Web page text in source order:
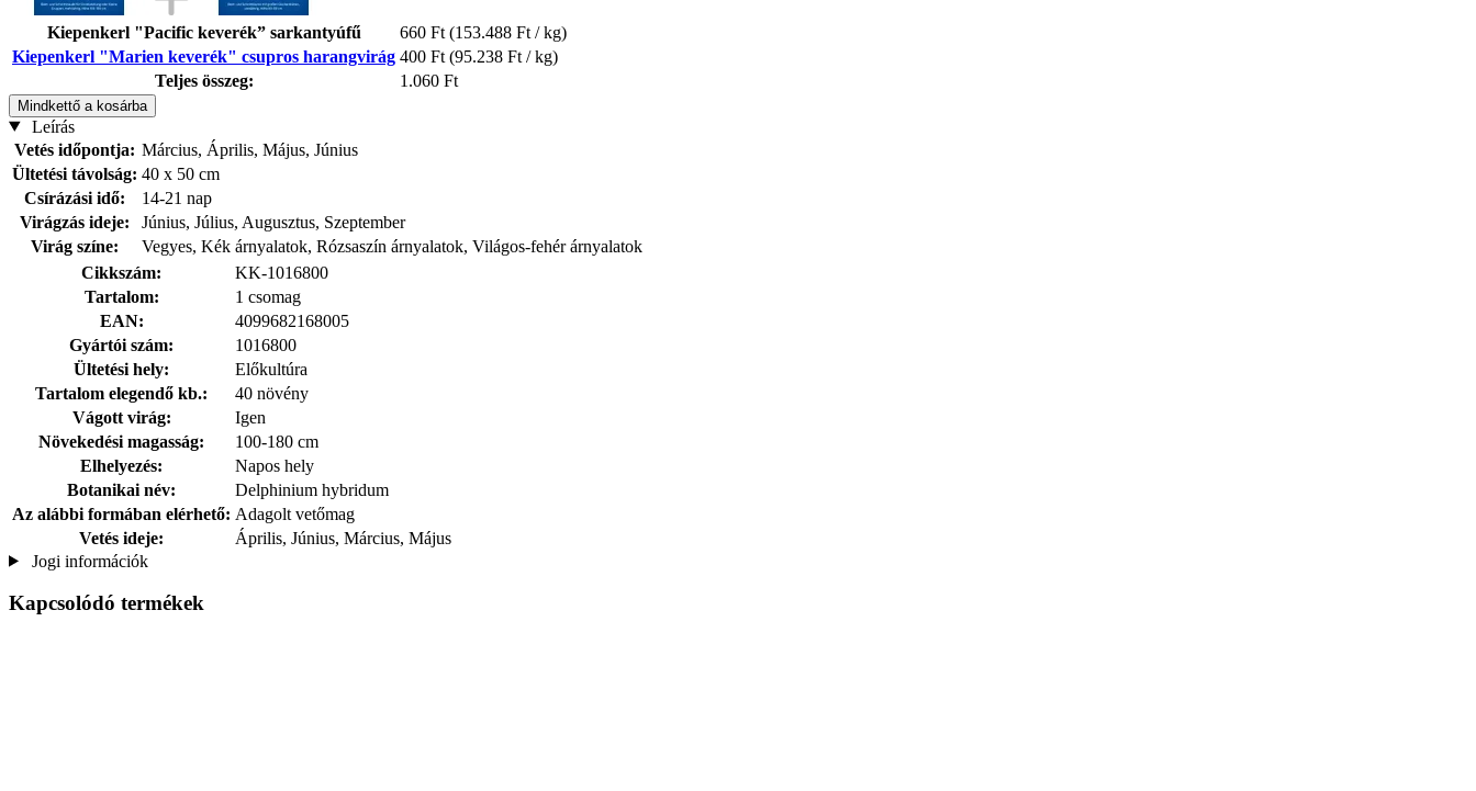
Kiepenkerl "Pacific keverék” sarkantyúfű 660 Ft (153.488 Ft / kg)
Kiepenkerl "Marien keverék" csupros harangvirág 400 Ft (95.238 Ft / kg)
Teljes összeg:
1.060 Ft
Mindkettő a kosárba
Leírás
Vetés időpontja: Március, Április, Május, Június
Ültetési távolság: 40 x 50 cm
Csírázási idő:
14-21 nap
Virágzás ideje:
Június, Július, Augusztus, Szeptember
Virág színe:
Vegyes, Kék árnyalatok, Rózsaszín árnyalatok, Világos-fehér árnyalatok
Cikkszám:
KK-1016800
Tartalom:
1 csomag
EAN:
4099682168005
Gyártói szám:
1016800
Ültetési hely:
Előkultúra
Tartalom elegendő kb.:
40 növény
Vágott virág:
Igen
Növekedési magasság:
100-180 cm
Elhelyezés:
Napos hely
Botanikai név:
Delphinium hybridum
Az alábbi formában elérhető: Adagolt vetőmag
Vetés ideje:
Április, Június, Március, Május
Jogi információk
Kapcsolódó termékek